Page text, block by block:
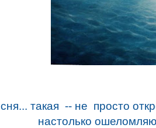
такая -- не просто
настолько